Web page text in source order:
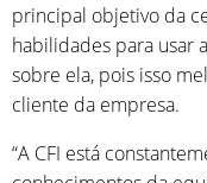
principal objetivo da
habilidades para usar
sobre ela, pois isso
cliente da empresa.
“A CFI está